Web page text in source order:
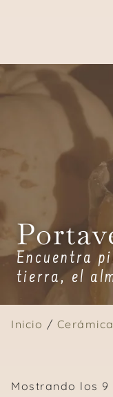
Encuentra
tierra, el
Inicio / Cerámica
Mostrando los